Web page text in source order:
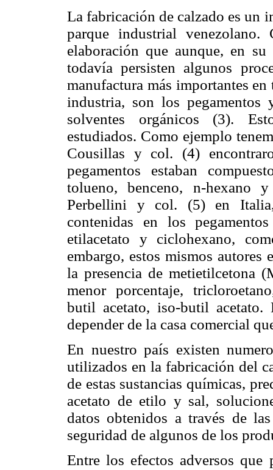
La fabricación de calzado es un
parque industrial venezolano.
elaboración que aunque, en
todavía persisten algunos
manufactura más importantes
industria, son los pegamentos
solventes orgánicos (3).
estudiados. Como ejemplo
Cousillas y col. (4)
pegamentos estaban
tolueno, benceno, n-hexano
Perbellini y col. (5) en
contenidas en los
etilacetato y ciclohexano,
embargo, estos mismos autores
la presencia de metietilcetona
menor porcentaje,
butil acetato, iso-butil acetato.
depender de la casa comercial
En nuestro país existen
utilizados en la fabricación del
de estas sustancias químicas,
acetato de etilo y sal,
datos obtenidos a través de
seguridad de algunos de los
Entre los efectos adversos